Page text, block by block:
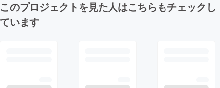
このプロジェクトを見た人はこちらもチェックし
ています